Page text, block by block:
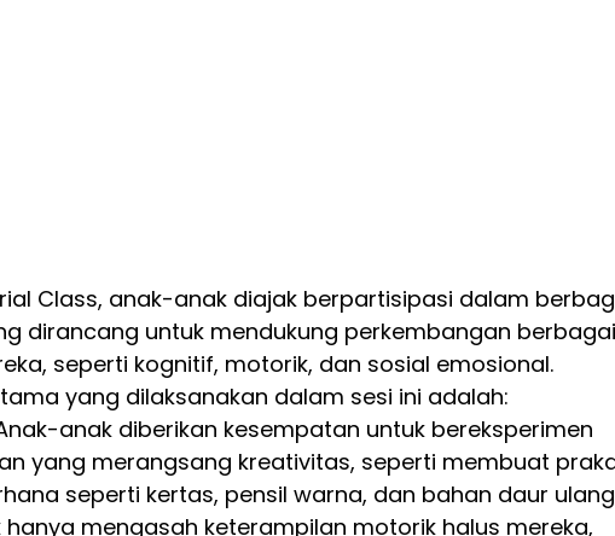
Class, anak-anak diajak berpartisipasi dalam
dirancang untuk mendukung perkembangan
seperti kognitif, motorik, dan sosial emosional.
yang dilaksanakan dalam sesi ini adalah:
anak diberikan kesempatan untuk bereksperimen
yang merangsang kreativitas, seperti membuat
seperti kertas, pensil warna, dan bahan daur
hanya mengasah keterampilan motorik halus mereka,